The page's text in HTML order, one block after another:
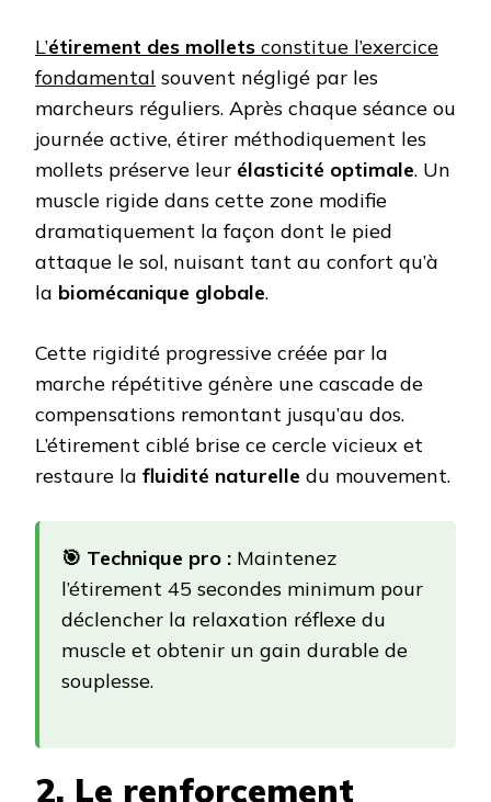
L’étirement des mollets constitue l’exercice
fondamental souvent négligé par les
marcheurs réguliers. Après chaque séance ou
journée active, étirer méthodiquement les
mollets préserve leur élasticité optimale. Un
muscle rigide dans cette zone modifie
dramatiquement la façon dont le pied
attaque le sol, nuisant tant au confort qu’à
la biomécanique globale.
Cette rigidité progressive créée par la
marche répétitive génère une cascade de
compensations remontant jusqu’au dos.
L’étirement ciblé brise ce cercle vicieux et
restaure la fluidité naturelle du mouvement.
🎯 Technique pro : Maintenez
l’étirement 45 secondes minimum pour
déclencher la relaxation réflexe du
muscle et obtenir un gain durable de
souplesse.
2. Le renforcement